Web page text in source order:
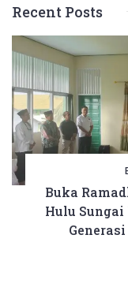
Recent Posts
Buka
Hulu